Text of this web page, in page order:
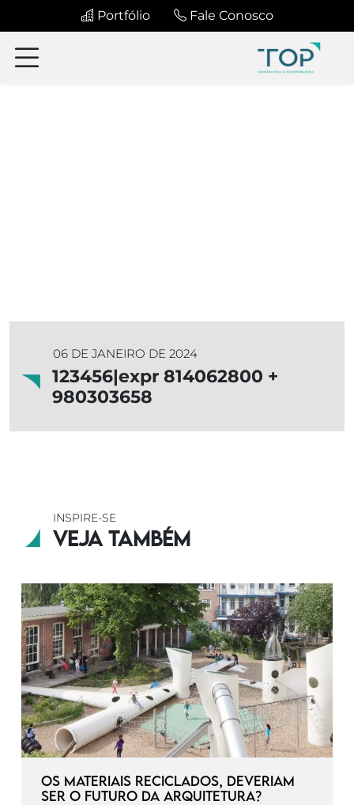
Portfólio Fale Conosco
06 DE JANEIRO DE 2024
123456|expr 814062800 +
980303658
INSPIRE-SE
Veja também
Os materiais reciclados, deveriam
ser o futuro da arquitetura?